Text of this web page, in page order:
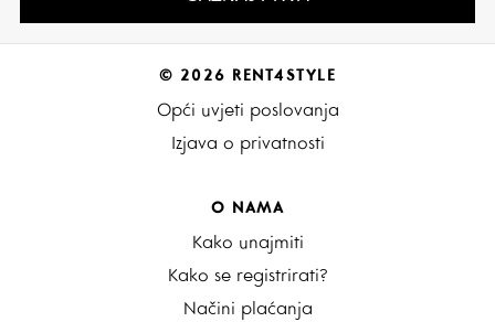
© 2026 RENT4STYLE
Opći uvjeti poslovanja
Izjava o privatnosti
O NAMA
Kako unajmiti
Kako se registrirati?
Načini plaćanja